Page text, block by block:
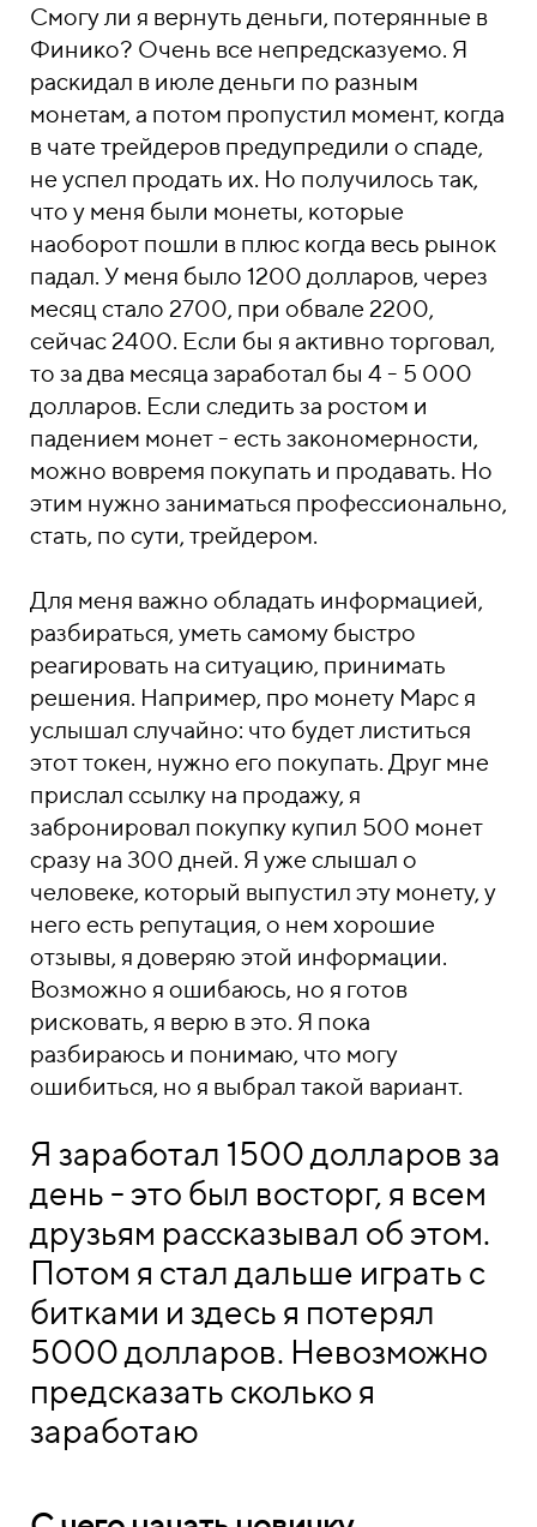
Смогу ли я вернуть деньги, потерянные в
Финико? Очень все непредсказуемо. Я
раскидал в июле деньги по разным
монетам, а потом пропустил момент, когда
в чате трейдеров предупредили о спаде,
не успел продать их. Но получилось так,
что у меня были монеты, которые
наоборот пошли в плюс когда весь рынок
падал. У меня было 1200 долларов, через
месяц стало 2700, при обвале 2200,
сейчас 2400. Если бы я активно торговал,
то за два месяца заработал бы 4 - 5 000
долларов. Если следить за ростом и
падением монет - есть закономерности,
можно вовремя покупать и продавать. Но
этим нужно заниматься профессионально,
стать, по сути, трейдером.
Для меня важно обладать информацией,
разбираться, уметь самому быстро
реагировать на ситуацию, принимать
решения. Например, про монету Марс я
услышал случайно: что будет листиться
этот токен, нужно его покупать. Друг мне
прислал ссылку на продажу, я
забронировал покупку купил 500 монет
сразу на 300 дней. Я уже слышал о
человеке, который выпустил эту монету, у
него есть репутация, о нем хорошие
отзывы, я доверяю этой информации.
Возможно я ошибаюсь, но я готов
рисковать, я верю в это. Я пока
разбираюсь и понимаю, что могу
ошибиться, но я выбрал такой вариант.
Я заработал 1500 долларов за
день - это был восторг, я всем
друзьям рассказывал об этом.
Потом я стал дальше играть с
битками и здесь я потерял
5000 долларов. Невозможно
предсказать сколько я
заработаю